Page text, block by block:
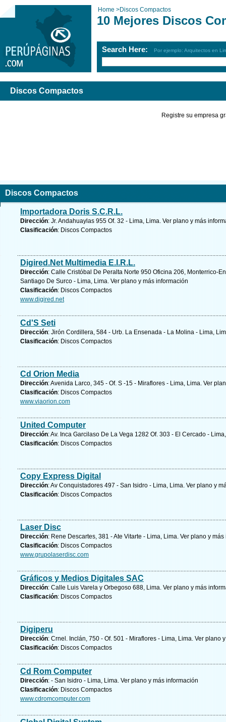
Home >Discos Compactos
10 Mejores Discos
Search Here: Por ejemplo: Arquitectos en
Discos Compactos
Registre su empresa
Discos Compactos
Importadora Doris S.C.R.L.
Dirección: Jr. Andahuaylas 955 Of. 32 - Lima, Lima. Ver plano y más
Clasificación: Discos Compactos
Digired.Net Multimedia E.I.R.L.
Dirección: Calle Cristóbal De Peralta Norte 950 Oficina 206, Monterrico-
Santiago De Surco - Lima, Lima. Ver plano y más información
Clasificación: Discos Compactos
www.digired.net
Cd'S Seti
Dirección: Jirón Cordillera, 584 - Urb. La Ensenada - La Molina - Lima,
Clasificación: Discos Compactos
Cd Orion Media
Dirección: Avenida Larco, 345 - Of. S -15 - Miraflores - Lima, Lima. Ver
Clasificación: Discos Compactos
www.viaorion.com
United Computer
Dirección: Av. Inca Garcilaso De La Vega 1282 Of. 303 - El Cercado -
Clasificación: Discos Compactos
Copy Express Digital
Dirección: Av Conquistadores 497 - San Isidro - Lima, Lima. Ver plano y
Clasificación: Discos Compactos
Laser Disc
Dirección: Rene Descartes, 381 - Ate Vitarte - Lima, Lima. Ver plano y más
Clasificación: Discos Compactos
www.grupolaserdisc.com
Gráficos y Medios Digitales SAC
Dirección: Calle Luis Varela y Orbegoso 688, Lima. Ver plano y más
Clasificación: Discos Compactos
Digiperu
Dirección: Crnel. Inclán, 750 - Of. 501 - Miraflores - Lima, Lima. Ver plano y
Clasificación: Discos Compactos
Cd Rom Computer
Dirección: - San Isidro - Lima, Lima. Ver plano y más información
Clasificación: Discos Compactos
www.cdromcomputer.com